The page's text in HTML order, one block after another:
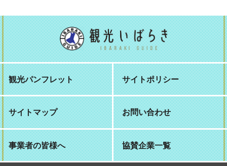
観光パンフレット サイトポリシー
サイトマップ お問い合わせ
事業者の皆様へ 協賛企業一覧